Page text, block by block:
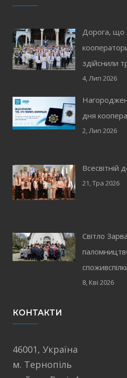
Дорога, що
здійснили
4, Лип 2026
дня
2, Лип 2026
Всесвітній
21, Тра 2026
Світло
8, Кві 2026
КОНТАКТИ
46001, Україна
м. Тернопіль